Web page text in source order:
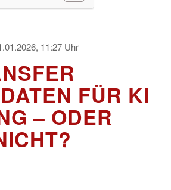
11:27Uhr
FÜR KI
– ODER